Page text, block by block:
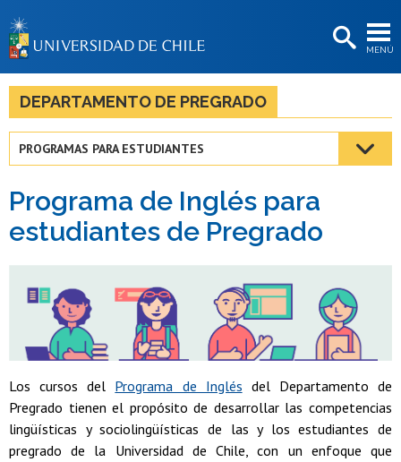
MENÚ
BIBLIOTECAS
LA UNIVERSIDAD
Estudiantes
Académicas/os
Funcionarias/os
DEPARTAMENTO DE PREGRADO
PROGRAMAS PARA ESTUDIANTES
Programa de Inglés para
estudiantes de Pregrado
Los cursos del Programa de Inglés del Departamento de
Pregrado tienen el propósito de desarrollar las competencias
lingüísticas y sociolingüísticas de las y los estudiantes de
pregrado de la Universidad de Chile, con un enfoque que